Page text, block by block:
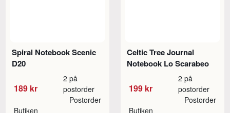
Spiral Notebook Scenic
D20
189 kr
2 på
postorder
Butiken
Postorder
Celtic Tree Journal
Notebook Lo Scarabeo
199 kr
2 på
postorder
Butiken
Postorder